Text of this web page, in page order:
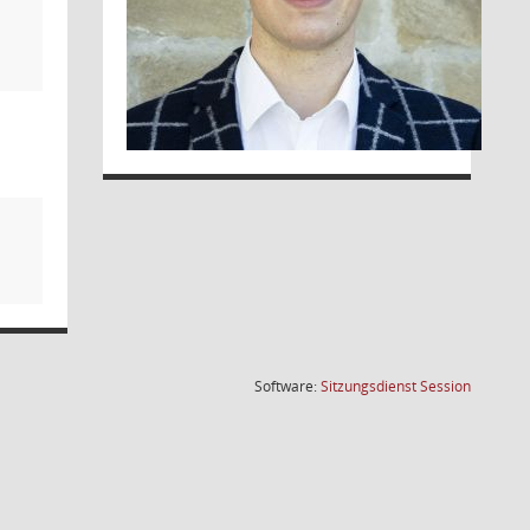
Software:SitzungsdienstSession(Wird in